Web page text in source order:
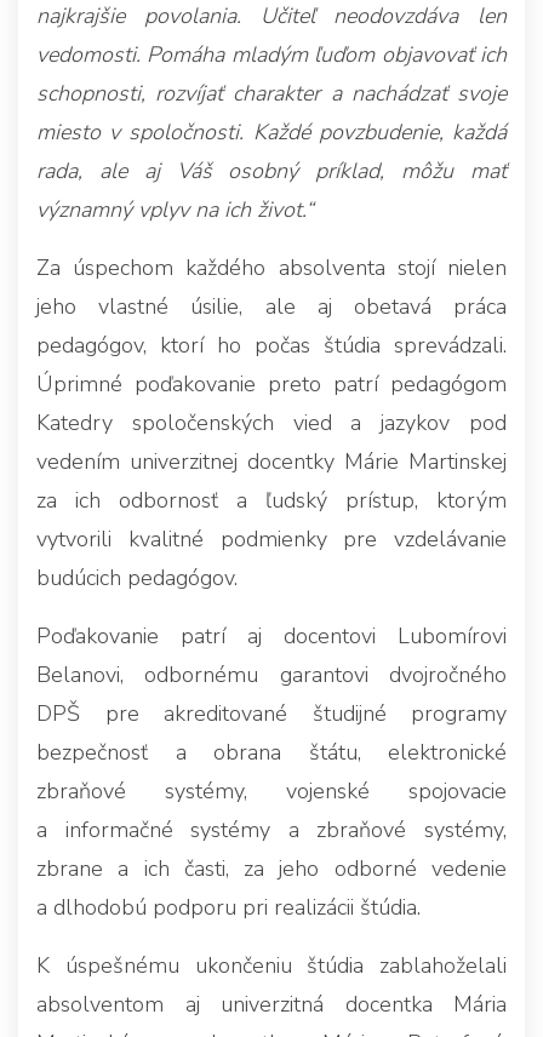
najkrajšie povolania. Učiteľ neodovzdáva len
vedomosti. Pomáha mladým ľuďom objavovať ich
schopnosti, rozvíjať charakter a nachádzať svoje
miesto v spoločnosti. Každé povzbudenie, každá
rada, ale aj Váš osobný príklad, môžu mať
významný vplyv na ich život.“
Za úspechom každého absolventa stojí nielen
jeho vlastné úsilie, ale aj obetavá práca
pedagógov, ktorí ho počas štúdia sprevádzali.
Úprimné poďakovanie preto patrí pedagógom
Katedry spoločenských vied a jazykov pod
vedením univerzitnej docentky Márie Martinskej
za ich odbornosť a ľudský prístup, ktorým
vytvorili kvalitné podmienky pre vzdelávanie
budúcich pedagógov.
Poďakovanie patrí aj docentovi Lubomírovi
Belanovi, odbornému garantovi dvojročného
DPŠ pre akreditované študijné programy
bezpečnosť a obrana štátu, elektronické
zbraňové systémy, vojenské spojovacie
a informačné systémy a zbraňové systémy,
zbrane a ich časti, za jeho odborné vedenie
a dlhodobú podporu pri realizácii štúdia.
K úspešnému ukončeniu štúdia zablahoželali
absolventom aj univerzitná docentka Mária